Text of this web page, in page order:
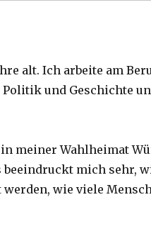
alt. Ich arbeite am
Politik und Geschichte
meiner Wahlheimat
mich sehr,
wie viele